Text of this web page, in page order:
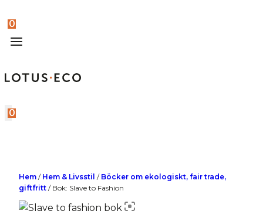
0
0
Hem / Hem & Livsstil / Böcker om ekologiskt, fair trade,
giftfritt / Bok: Slave to Fashion